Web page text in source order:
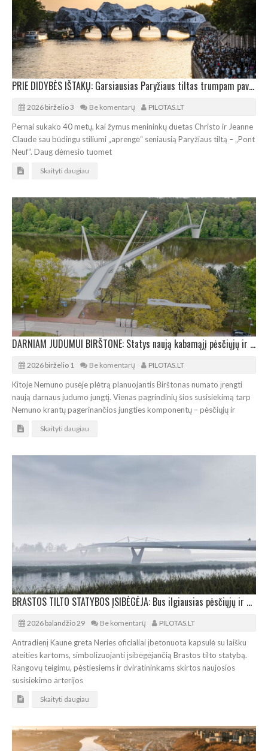
PRIE DIDYBĖS IŠTAKŲ: Garsiausias Paryžiaus tiltas trumpam pavirs atmosferiniu urvu
2026 birželio 3 Be komentarų PILOTAS.LT
Pernai sukako 40 metų, kai žymus menininkų duetas Christo ir Jeanne
Claude sau būdingu stiliumi „aprengė“ seniausią Paryžiaus tiltą – „Pont
Neuf“. Daug dėmesio tuomet
Skaityti daugiau
DARNIAM JUDUMUI BIRŠTONE: Statys naują kabamąjį pėsčiųjų ir dviračių tiltą
2026 birželio 1 Be komentarų PILOTAS.LT
Kitoje Nemuno pusėje plėtrą planuojantis Birštonas numato įrengti
naują darnaus judumo jungtį. Vienas pagrindinių šios susisiekimą tarp
Nemuno krantų pagerinančios jungties komponentų – pėsčiųjų ir
Skaityti daugiau
BRASTOS TILTO STATYBOS ĮSIBĖGĖJA: Bus ilgiausias pėsčiųjų ir dviratininkų tiltas per upę šalyje
2026 balandžio 29 Be komentarų PILOTAS.LT
Antradienį Kaune greta Neries oficialiai įbetonuota kapsulė su laišku
ateities kartoms, simbolizuojanti įsibėgėjančią Brastos tilto statybą.
Rangovų teigimu, pėstiesiems ir dviratininkams skirtos naujosios
susisiekimo arterijos
Skaityti daugiau